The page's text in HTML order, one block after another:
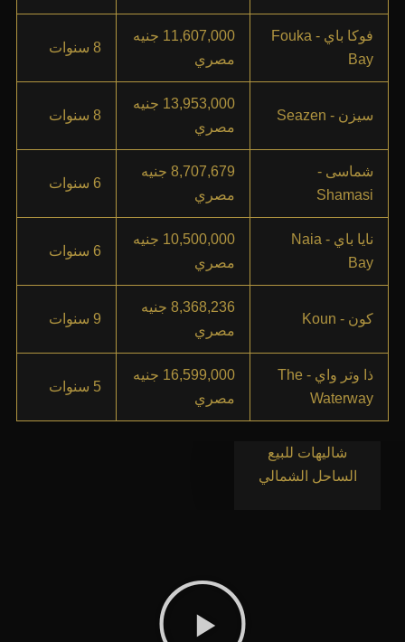
فوكا باي - Fouka
Bay
11,607,000 جنيه
مصري
8 سنوات
سيزن - Seazen
13,953,000 جنيه
مصري
8 سنوات
شماسى -
Shamasi
8,707,679 جنيه
مصري
6 سنوات
نايا باي - Naia
Bay
10,500,000 جنيه
مصري
6 سنوات
كون - Koun
8,368,236 جنيه
مصري
9 سنوات
ذا وتر واي - The
Waterway
16,599,000 جنيه
مصري
5 سنوات
شاليهات للبيع
الساحل الشمالي